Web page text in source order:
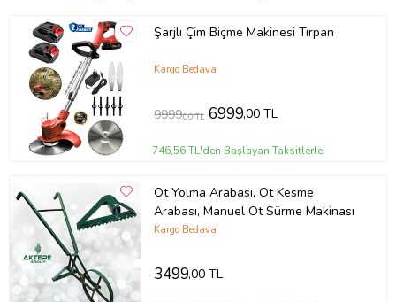
Şarjlı Çim Biçme Makinesi Tırpan
Kargo Bedava
9999,00 TL 6999,00 TL
746,56 TL'den Başlayan Taksitlerle
Ot Yolma Arabası, Ot Kesme
Arabası, Manuel Ot Sürme Makinası
Kargo Bedava
3499,00 TL